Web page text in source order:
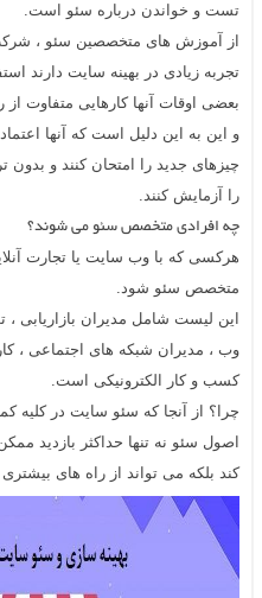
تست و خواندن درباره سئو است.
از آموزش های متخصصین سئو ،
تجربه زیادی در بهینه سایت دارند
بعضی اوقات آنها کارهایی متفاوت از
و این به این دلیل است که آنها
چیزهای جدید را امتحان کنند و
را آزمایش کنند.
چه افرادی متخصص سئو می شوند؟
هرکسی که با وب سایت یا تجارت
متخصص سئو شود.
این لیست شامل مدیران بازاریابی
وب ، مدیران شبکه های اجتماعی ،
کسب و کار الکترونیکی است.
چرا؟ از آنجا که سئو سایت در کلیه
اصول سئو نه تنها حداکثر بازدید
کند بلکه می تواند از راه های